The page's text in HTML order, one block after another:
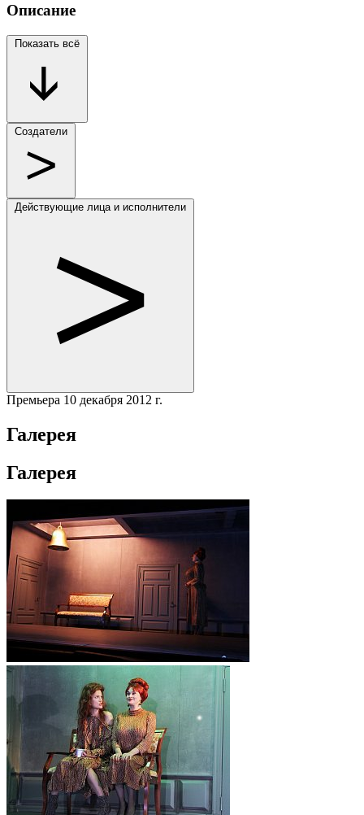
Описание
Показать всё
Создатели
Действующие лица и исполнители
Премьера 10 декабря 2012 г.
Галерея
Галерея